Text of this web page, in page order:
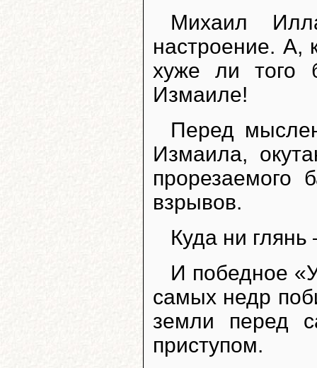
Михаил
настроение. А,
хуже ли того
Измаиле!
Перед
Измаила,
прорезаемого
взрывов.
Куда ни глянь
И победное
самых недр
земли перед
приступом.